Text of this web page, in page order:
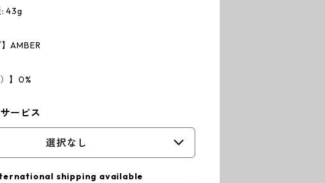
AMBER
】0%
ービス
選択なし
shipping available